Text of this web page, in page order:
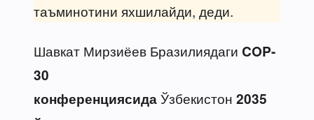
таъминотини яхшилайди, деди.
Шавкат Мирзиёев Бразилиядаги COP-
30
конференциясидаЎзбекистон 2035